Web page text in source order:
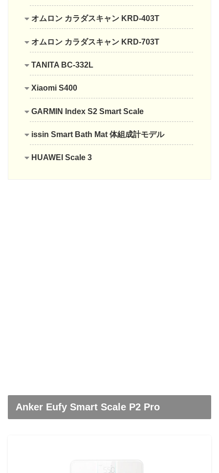
オムロン カラダスキャン KRD-403T
オムロン カラダスキャン KRD-703T
TANITA BC-332L
Xiaomi S400
GARMIN Index S2 Smart Scale
issin Smart Bath Mat 体組成計モデル
HUAWEI Scale 3
Anker Eufy Smart Scale P2 Pro